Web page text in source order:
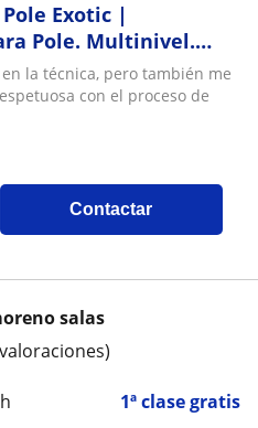
Exotic |
Pole. Multinivel.
la técnica, pero también me
con el proceso de
Contactar
1ª clase gratis
salas